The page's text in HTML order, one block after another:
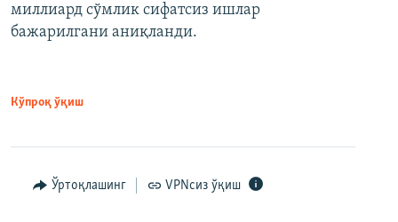
миллиард сўмлик сифатсиз ишлар
бажарилгани аниқланди.
Кўпроқ ўқиш
Ўртоқлашинг VPNсиз ўқиш